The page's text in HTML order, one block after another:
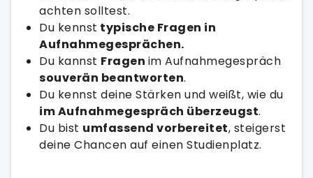
achten solltest.
Du kennst typische Fragen in
Aufnahmegesprächen.
Du kannst Fragen im Aufnahmegespräch
souverän beantworten.
Du kennst deine Stärken und weißt, wie du
im Aufnahmegespräch überzeugst.
Du bist umfassend vorbereitet, steigerst
deine Chancen auf einen Studienplatz.